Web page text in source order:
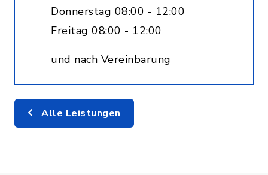
Donnerstag 08:00 - 12:00
Freitag 08:00 - 12:00
und nach Vereinbarung
Alle Leistungen